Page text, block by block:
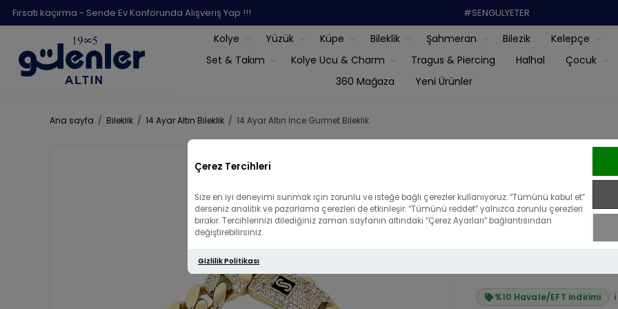
Çerez Tercihleri
Size en iyi deneyimi sunmak için zorunlu ve isteğe bağlı çerezler kullanıyoruz. “Tümünü kabul et”
derseniz analitik ve pazarlama çerezleri de etkinleşir. “Tümünü reddet” yalnızca zorunlu çerezleri
bırakır. Tercihlerinizi dilediğiniz zaman sayfanın altındaki “Çerez Ayarları” bağlantısından
değiştirebilirsiniz.
Gizlilik Politikası
Fırsatı kaçırma - Sende Ev Konforunda Alışveriş Yap !!! #SENGULYETER
Kolye Yüzük Küpe Bileklik Şahmeran Bilezik
Kelepçe
Set & Takım
Kolye Ucu & Charm Tragus & Piercing Halhal
Çocuk
360 Mağaza
Yeni Ürünler
Ana sayfa / Bileklik / 14 Ayar Altın Bileklik / 14 Ayar Altın İnce Gurmet Bileklik
14 Ayar
| Bu ürünü ilk
%10 Havale/EFT indirimi i